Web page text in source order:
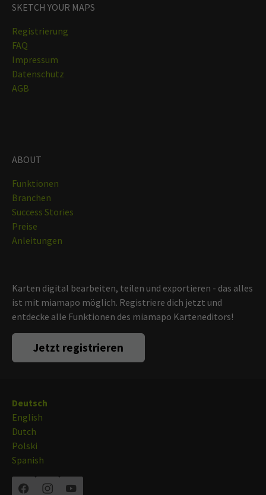
SKETCH YOUR MAPS
Registrierung
FAQ
Impressum
Datenschutz
AGB
ABOUT
Funktionen
Branchen
Success Stories
Preise
Anleitungen
Karten digital bearbeiten, teilen und exportieren - das alles
ist mit miamapo möglich. Registriere dich jetzt und
entdecke alle Funktionen des miamapo Karteneditors!
Jetzt registrieren
Deutsch
English
Dutch
Polski
Spanish